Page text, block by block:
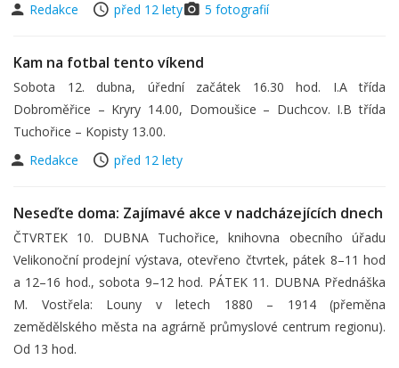
Redakce
před 12 lety 5 fotografií
Kam na fotbal tento víkend
Sobota 12. dubna, úřední začátek 16.30 hod. I.A třída
Dobroměřice – Kryry 14.00, Domoušice – Duchcov. I.B třída
Tuchořice – Kopisty 13.00.
Redakce
před 12 lety
Neseďte doma: Zajímavé akce v nadcházejících dnech
ČTVRTEK 10. DUBNA Tuchořice, knihovna obecního úřadu
Velikonoční prodejní výstava, otevřeno čtvrtek, pátek 8–11 hod
a 12–16 hod., sobota 9–12 hod. PÁTEK 11. DUBNA Přednáška
M. Vostřela: Louny v letech 1880 – 1914 (přeměna
zemědělského města na agrárně průmyslové centrum regionu).
Od 13 hod.